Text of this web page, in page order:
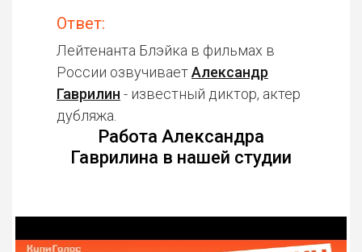
Ответ:
Лейтенанта Блэйка в фильмах в
России озвучиваетАлександр
Гаврилин - известный диктор, актер
дубляжа.
Работа Александра
Гаврилина в нашей студии